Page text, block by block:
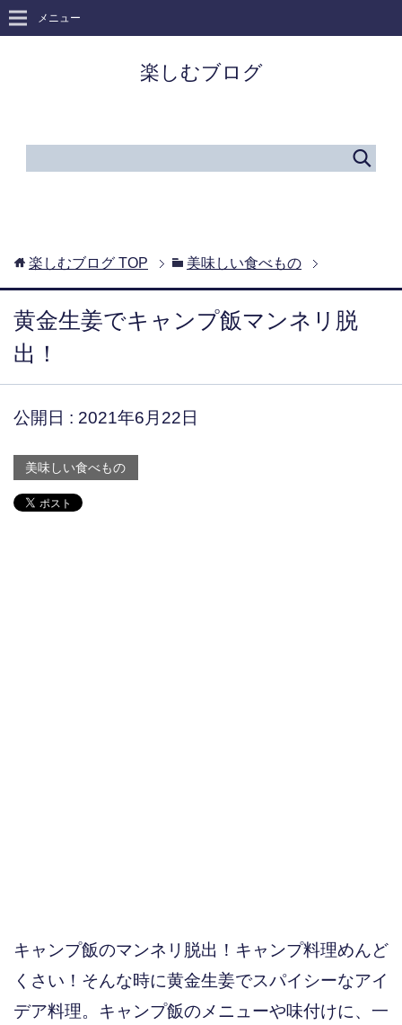
楽しむブログ
メニュー
楽しむブログ TOP 美味しい食べもの
黄金生姜でキャンプ飯マンネリ脱
出！
公開日 : 2021年6月22日
美味しい食べもの
キャンプ飯のマンネリ脱出！キャンプ料理めんど
くさい！そんな時に黄金生姜でスパイシーなアイ
デア料理。キャンプ飯のメニューや味付けに、一